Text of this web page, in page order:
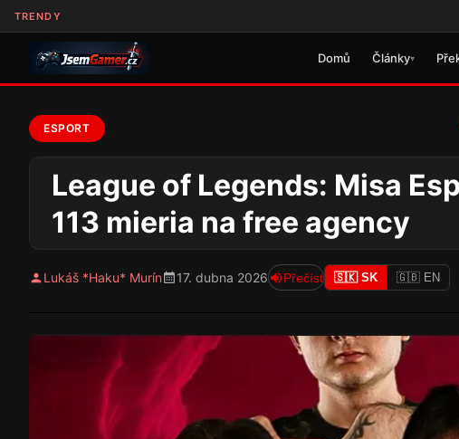
TRENDY
Domů Články▾
ESPORT
League of Legends: Misa
113 mieria na free agency
Lukáš *Haku* Murín 17. dubna 2026 Přečíst 🇸🇰 SK 🇬🇧 EN